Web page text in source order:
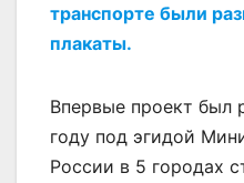
транспорте были
плакаты.
Впервые проект был
году под эгидой
России в 5 городах